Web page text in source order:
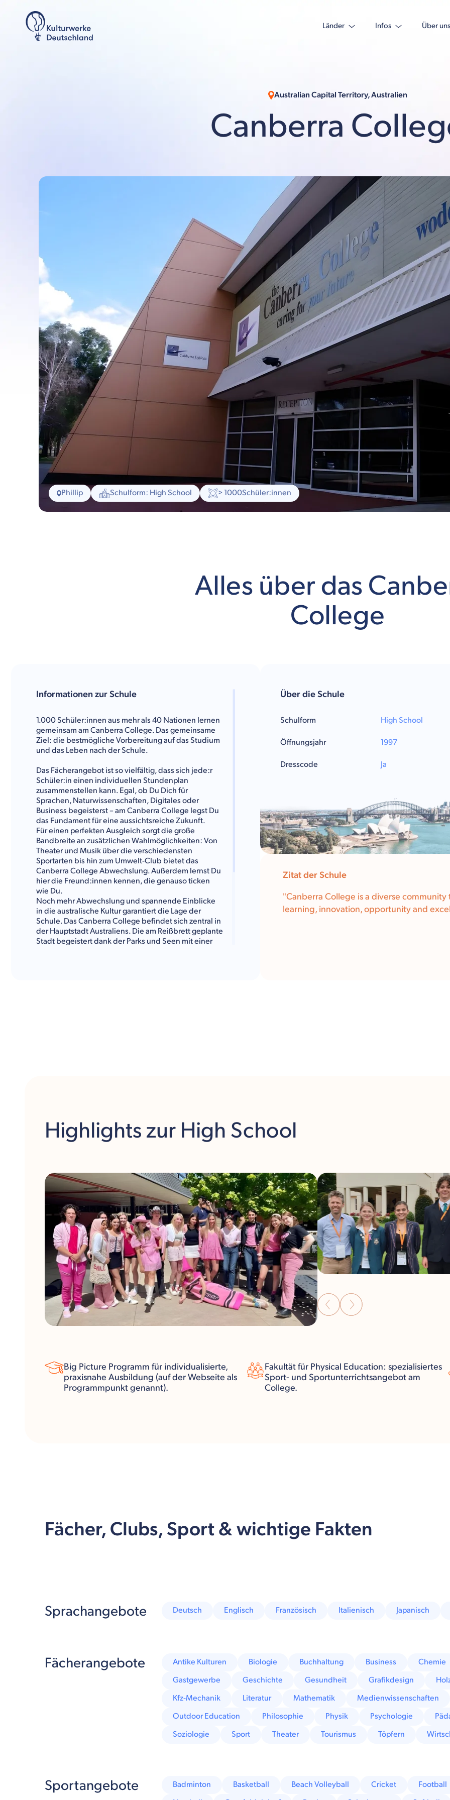
Länder Infos Über uns
Australian Capital Territory, Australien
Canberra
Phillip Schulform: High School > 1000Schüler:innen
Alles über das
College
Informationen zur Schule
1.000 Schüler:innen aus mehr als 40 Nationen lernen
gemeinsam am Canberra College. Das gemeinsame
Ziel: die bestmögliche Vorbereitung auf das Studium
und das Leben nach der Schule.
Das Fächerangebot ist so vielfältig, dass sich jede:r
Schüler:in einen individuellen Stundenplan
zusammenstellen kann. Egal, ob Du Dich für
Sprachen, Naturwissenschaften, Digitales oder
Business begeisterst – am Canberra College legst Du
das Fundament für eine aussichtsreiche Zukunft.
Für einen perfekten Ausgleich sorgt die große
Bandbreite an zusätzlichen Wahlmöglichkeiten: Von
Theater und Musik über die verschiedensten
Sportarten bis hin zum Umwelt-Club bietet das
Canberra College Abwechslung. Außerdem lernst Du
hier die Freund:innen kennen, die genauso ticken
wie Du.
Noch mehr Abwechslung und spannende Einblicke
in die australische Kultur garantiert die Lage der
Schule. Das Canberra College befindet sich zentral in
der Hauptstadt Australiens. Die am Reißbrett geplante
Stadt begeistert dank der Parks und Seen mit einer
Über die Schule
Schulform
Öffnungsjahr
Dresscode
High School
1997
Ja
Zitat der Schule
"Canberra College is a diverse community
learning, innovation, opportunity and
Highlights zur High School
Big Picture Programm für individualisierte,
praxisnahe Ausbildung (auf der Webseite als
Programmpunkt genannt).
Fakultät für Physical Education: spezialisiertes
Sport- und Sportunterrichtsangebot am
College.
Fächer, Clubs, Sport & wichtige Fakten
Sprachangebote Deutsch Englisch Französisch Italienisch Japanisch
Fächerangebote Antike Kulturen Biologie Buchhaltung Business
Chemie
Gastgewerbe
Geschichte Gesundheit Grafikdesign
Kfz-Mechanik
Literatur Mathematik
Medienwissenschaften
Outdoor Education
Philosophie Physik Psychologie
Soziologie
Sport Theater Tourismus Töpfern
Sportangebote Badminton Basketball Beach Volleyball Cricket
Football